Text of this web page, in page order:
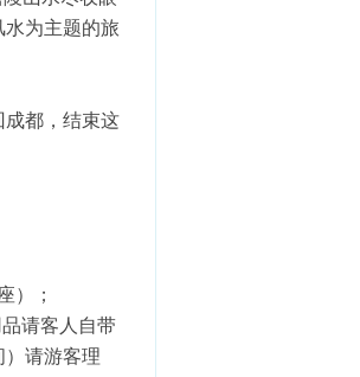
为主题的旅
成都，结束这
）；
请客人自带
请游客理